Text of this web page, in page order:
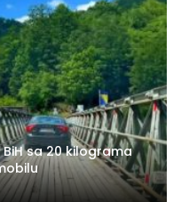
sa 20 kilograma